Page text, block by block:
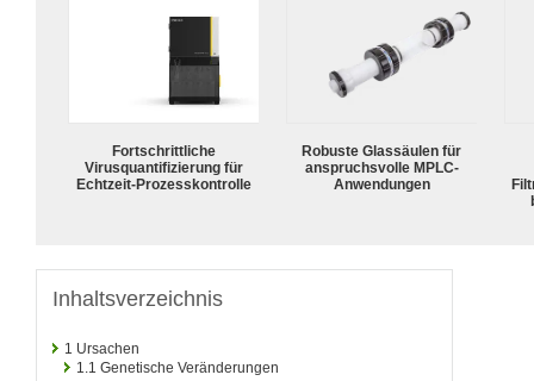
Fortschrittliche
Virusquantifizierung für
Echtzeit-Prozesskontrolle
Robuste Glassäulen für
anspruchsvolle MPLC-
Anwendungen
Inhaltsverzeichnis
1 Ursachen
1.1 Genetische Veränderungen